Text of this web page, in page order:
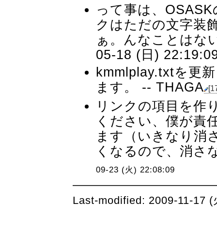
って事は、
クはただの文字装
ぁ。んなことは
05-18 (日)
kmmlplay.txtを更
ます。 -- THAGA
リンクの項目を作
ください、僕が責
ます（いきなり消
くなるので、消さ
09-23 (火) 22:08:09
Last-modified: 2009-11-17